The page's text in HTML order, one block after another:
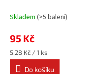
Skladem (>5 balení)
95 Kč
Měrná
cena:
5,28 Kč / 1 ks
Do košíku